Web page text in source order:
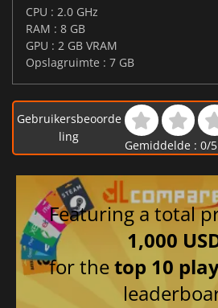
CPU : 2.0 GHz
RAM : 8 GB
GPU : 2 GB VRAM
Opslagruimte : 7 GB
Gebruikersbeoorde
ling
Gemiddelde : 0/5
Featuring a total
1,000
for thetop 10